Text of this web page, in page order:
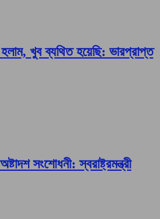
হলাম, খুব ব্যথিত হয়েছি: ভারপ্রাপ্ত
সংশোধনী: স্বরাষ্ট্রমন্ত্রী